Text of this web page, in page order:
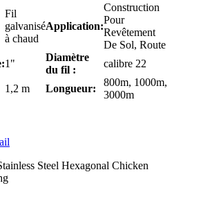
Fil
galvanisé
à chaud
Application:
Construction
Pour
Revêtement
De Sol, Route
1"
Diamètre
du fil :
calibre 22
1,2 m Longueur:
800m, 1000m,
3000m